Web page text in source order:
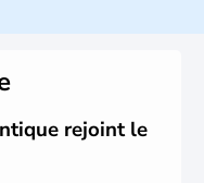
rejoint le